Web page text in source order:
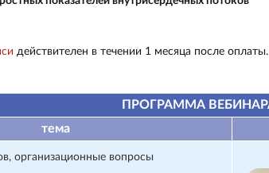
действителен в течении 1 месяца после оплаты.
ПРОГРАММА
тема
организационные вопросы